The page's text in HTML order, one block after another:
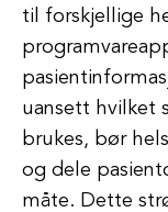
til forskjellige
uansett hvilket
brukes, bør
og dele
måte. Dette